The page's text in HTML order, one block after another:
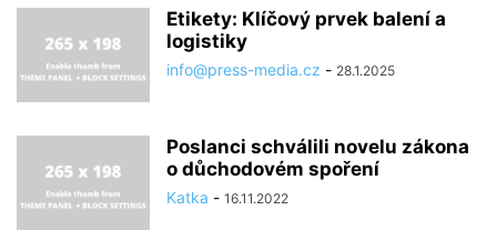
Etikety: Klíčový prvek balení a
logistiky
info@press-media.cz - 28.1.2025
Poslanci schválili novelu zákona
o důchodovém spoření
Katka - 16.11.2022